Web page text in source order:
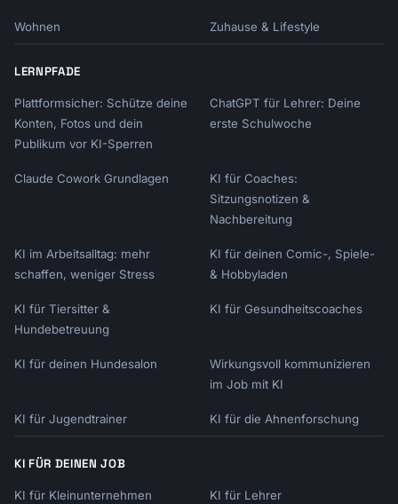
Wohnen Zuhause & Lifestyle
LERNPFADE
Plattformsicher: Schütze deine
Konten, Fotos und dein
Publikum vor KI-Sperren
ChatGPT für Lehrer: Deine
erste Schulwoche
Claude Cowork Grundlagen
KI für Coaches:
Sitzungsnotizen &
Nachbereitung
KI im Arbeitsalltag: mehr
schaffen, weniger Stress
KI für deinen Comic-, Spiele-
& Hobbyladen
KI für Tiersitter &
Hundebetreuung
KI für Gesundheitscoaches
KI für deinen Hundesalon
Wirkungsvoll kommunizieren
im Job mit KI
KI für Jugendtrainer KI für die Ahnenforschung
KI FÜR DEINEN JOB
KI für Kleinunternehmen KI für Lehrer